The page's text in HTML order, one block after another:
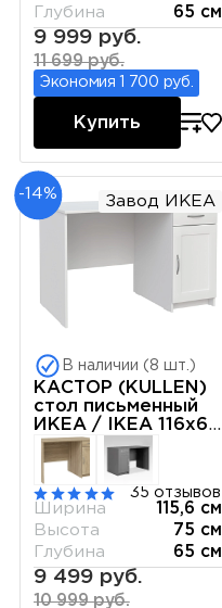
Глубина
65 см
9 999 руб.
11 699 руб.
Экономия 1 700 руб.
Купить
-14% Завод ИКЕА
В наличии (8 шт.)
КАСТОР (KULLEN)
стол письменный
ИКЕА / IKEA 116х65
белый
35 отзывов
Ширина
115,6 см
Высота
75 см
Глубина
65 см
9 499 руб.
10 999 руб.